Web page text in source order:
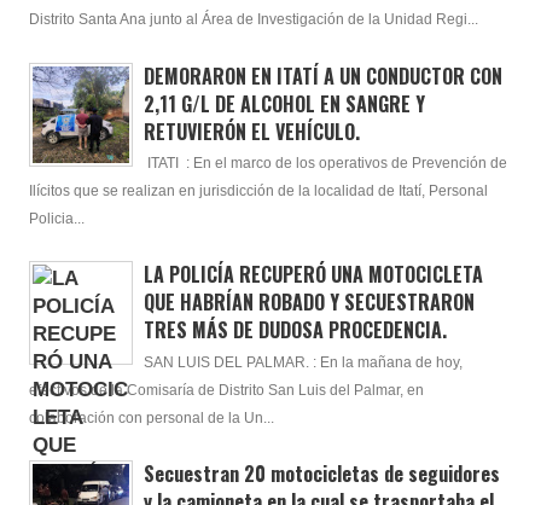
Distrito Santa Ana junto al Área de Investigación de la Unidad Regi...
DEMORARON EN ITATÍ A UN CONDUCTOR CON
2,11 G/L DE ALCOHOL EN SANGRE Y
RETUVIERÓN EL VEHÍCULO.
ITATI : En el marco de los operativos de Prevención de
Ilícitos que se realizan en jurisdicción de la localidad de Itatí, Personal
Policia...
LA POLICÍA RECUPERÓ UNA MOTOCICLETA
QUE HABRÍAN ROBADO Y SECUESTRARON
TRES MÁS DE DUDOSA PROCEDENCIA.
SAN LUIS DEL PALMAR. : En la mañana de hoy,
efectivos de la Comisaría de Distrito San Luis del Palmar, en
colaboración con personal de la Un...
Secuestran 20 motocicletas de seguidores